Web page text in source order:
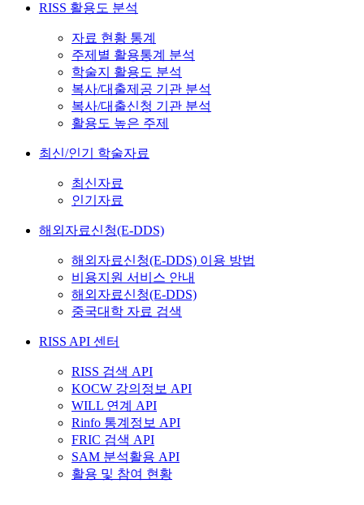
RISS 활용도 분석
자료 현황 통계
주제별 활용통계 분석
학술지 활용도 분석
복사/대출제공 기관 분석
복사/대출신청 기관 분석
활용도 높은 주제
최신/인기 학술자료
최신자료
인기자료
해외자료신청(E-DDS)
해외자료신청(E-DDS) 이용 방법
비용지원 서비스 안내
해외자료신청(E-DDS)
중국대학 자료 검색
RISS API 센터
RISS 검색 API
KOCW 강의정보 API
WILL 연계 API
Rinfo 통계정보 API
FRIC 검색 API
SAM 분석활용 API
활용 및 참여 현황